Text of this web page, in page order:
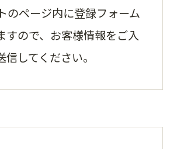
のページ内に登録フォーム
すので、お客様情報をご入
してください。